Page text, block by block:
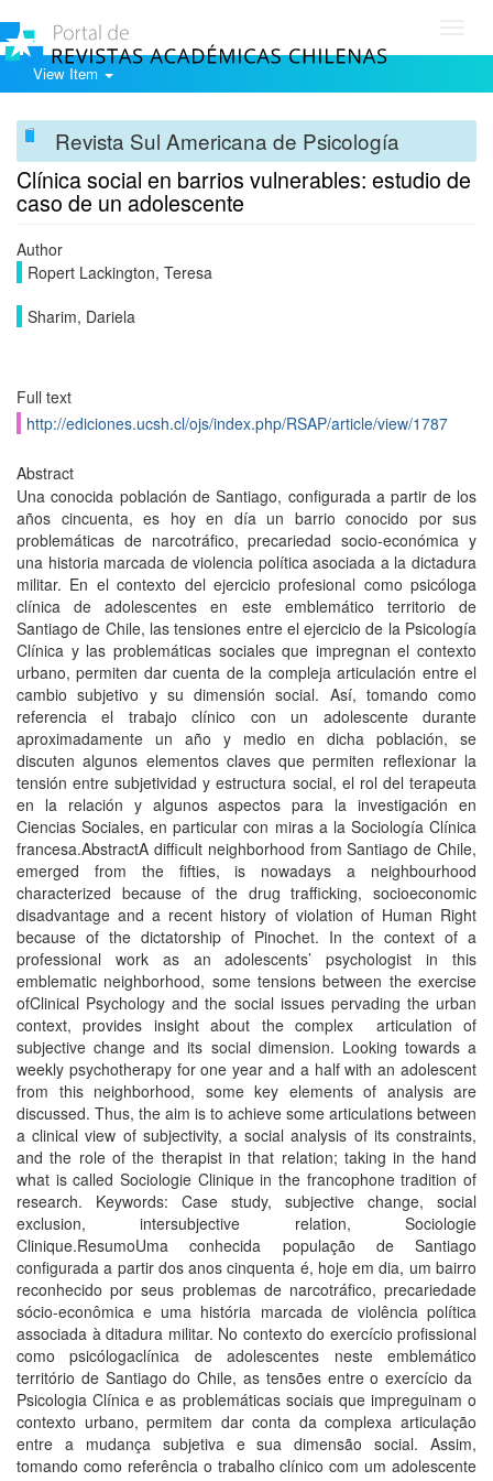
View Item
Revista Sul Americana de Psicología
Clínica social en barrios vulnerables: estudio de
caso de un adolescente
Author
Ropert Lackington, Teresa
Sharim, Dariela
Full text
http://ediciones.ucsh.cl/ojs/index.php/RSAP/article/view/1787
Abstract
Una conocida población de Santiago, configurada a partir de los
años cincuenta, es hoy en día un barrio conocido por sus
problemáticas de narcotráfico, precariedad socio-económica y
una historia marcada de violencia política asociada a la dictadura
militar. En el contexto del ejercicio profesional como psicóloga
clínica de adolescentes en este emblemático territorio de
Santiago de Chile, las tensiones entre el ejercicio de la Psicología
Clínica y las problemáticas sociales que impregnan el contexto
urbano, permiten dar cuenta de la compleja articulación entre el
cambio subjetivo y su dimensión social. Así, tomando como
referencia el trabajo clínico con un adolescente durante
aproximadamente un año y medio en dicha población, se
discuten algunos elementos claves que permiten reflexionar la
tensión entre subjetividad y estructura social, el rol del terapeuta
en la relación y algunos aspectos para la investigación en
Ciencias Sociales, en particular con miras a la Sociología Clínica
francesa.AbstractA difficult neighborhood from Santiago de Chile,
emerged from the fifties, is nowadays a neighbourhood
characterized because of the drug trafficking, socioeconomic
disadvantage and a recent history of violation of Human Right
because of the dictatorship of Pinochet. In the context of a
professional work as an adolescents’ psychologist in this
emblematic neighborhood, some tensions between the exercise
ofClinical Psychology and the social issues pervading the urban
context, provides insight about the complex articulation of
subjective change and its social dimension. Looking towards a
weekly psychotherapy for one year and a half with an adolescent
from this neighborhood, some key elements of analysis are
discussed. Thus, the aim is to achieve some articulations between
a clinical view of subjectivity, a social analysis of its constraints,
and the role of the therapist in that relation; taking in the hand
what is called Sociologie Clinique in the francophone tradition of
research. Keywords: Case study, subjective change, social
exclusion, intersubjective relation, Sociologie
Clinique.ResumoUma conhecida população de Santiago
configurada a partir dos anos cinquenta é, hoje em dia, um bairro
reconhecido por seus problemas de narcotráfico, precariedade
sócio-econômica e uma história marcada de violência política
associada à ditadura militar. No contexto do exercício profissional
como psicólogaclínica de adolescentes neste emblemático
território de Santiago do Chile, as tensões entre o exercício da
Psicologia Clínica e as problemáticas sociais que impreguinam o
contexto urbano, permitem dar conta da complexa articulação
entre a mudança subjetiva e sua dimensão social. Assim,
tomando como referência o trabalho clínico com um adolescente